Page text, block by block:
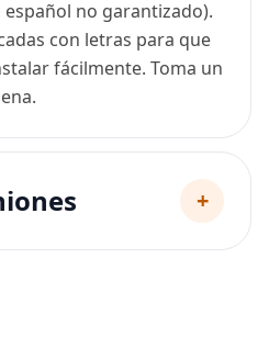
no garantizado).
con letras para que
fácilmente. Toma un
+